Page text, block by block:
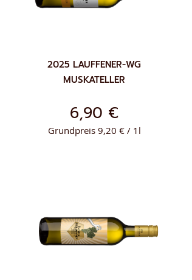
2025 LAUFFENER-WG
MUSKATELLER
6,90 €
Grundpreis 9,20 € / 1l
HINZUFÜGEN